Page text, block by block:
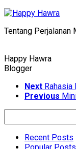
Skip
content
Tentang Perjalanan
Happy Hawra
Blogger
Next Rahasia
Previous
Recent Posts